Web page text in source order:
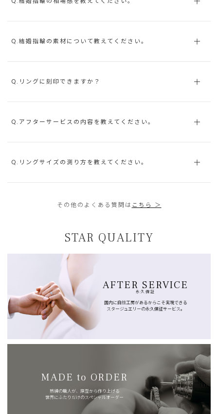
Q.結婚指輪の素材について教えてください。
Q.リングに刻印できますか？
Q.アフターサービスの内容を教えてください。
Q.リングサイズの測り方を教えてください。
その他のよくある質問は こちら ＞
STAR QUALITY
AFTER SERVICE
永久保証
国内に自社工房があるからこそ実現できる
スタージュエリーの永久保証サービス。
MADE to ORDER
熟練の職人が、原型から作り上げる
世界にふたりだけのスペシャルオーダー